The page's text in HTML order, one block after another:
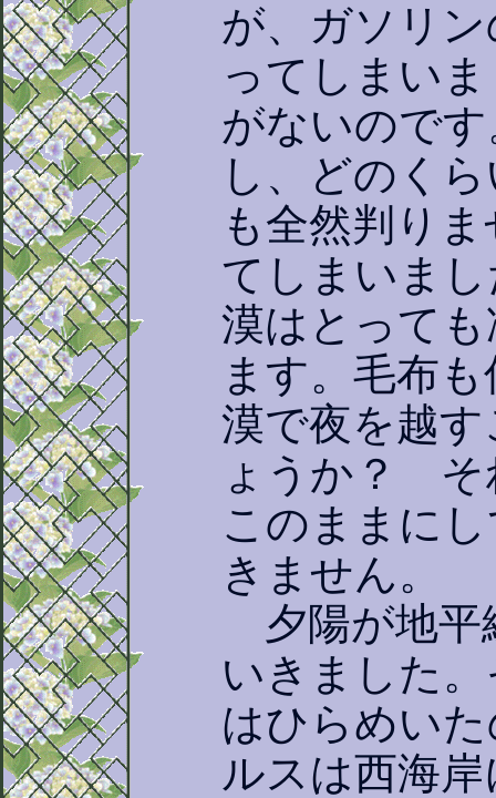
が、ガソリ
ってしまい
がないので
し、どのく
も全然判り
てしまいま
漠はとって
ます。毛布
漠で夜を越
ょうか？ そ
このままに
きません。
夕陽が地平
いきました
はひらめい
ルスは西海